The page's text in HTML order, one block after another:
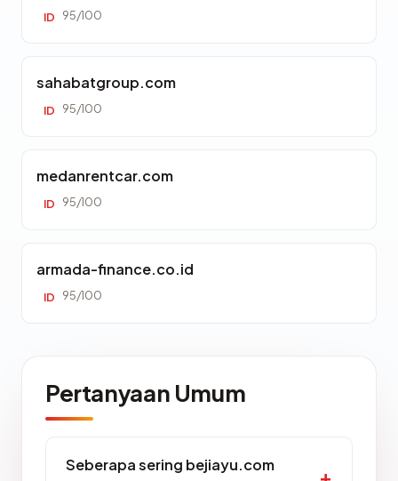
ID 95/100
sahabatgroup.com
ID 95/100
medanrentcar.com
ID 95/100
armada-finance.co.id
ID 95/100
Pertanyaan Umum
Seberapa sering bejiayu.com